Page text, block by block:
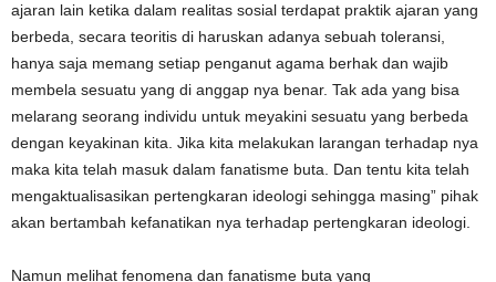
ajaran lain ketika dalam realitas sosial terdapat praktik ajaran yang
berbeda, secara teoritis di haruskan adanya sebuah toleransi,
hanya saja memang setiap penganut agama berhak dan wajib
membela sesuatu yang di anggap nya benar. Tak ada yang bisa
melarang seorang individu untuk meyakini sesuatu yang berbeda
dengan keyakinan kita. Jika kita melakukan larangan terhadap nya
maka kita telah masuk dalam fanatisme buta. Dan tentu kita telah
mengaktualisasikan pertengkaran ideologi sehingga masing” pihak
akan bertambah kefanatikan nya terhadap pertengkaran ideologi.
Namun melihat fenomena dan fanatisme buta yang